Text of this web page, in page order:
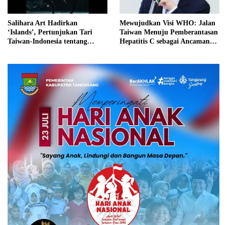
Salihara Art Hadirkan
‘Islands’, Pertunjukan Tari
Taiwan-Indonesia tentang
Mewujudkan Visi WHO: Jalan
Taiwan Menuju Pemberantasan
Hepatitis C sebagai Ancaman